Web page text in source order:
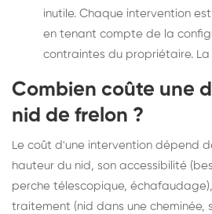
inutile. Chaque intervention
en tenant compte de la
contraintes du propriétaire.
Combien coûte une
nid de frelon ?
Le coût d'une intervention dépend
hauteur du nid, son accessibilité
perche télescopique,
traitement (nid dans une cheminée,